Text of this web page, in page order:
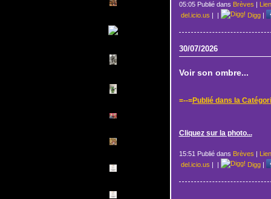
05:05 Publié dans Brèves |
del.icio.us | | Digg|
30/07/2026
Voir son ombre...
=--=Publié dans la
Cliquez sur la photo...
15:51 Publié dans Brèves |
del.icio.us | | Digg|